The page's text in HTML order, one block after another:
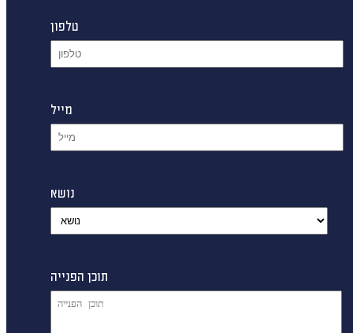
טלפון
מייל
נושא
תוכן הפנייה